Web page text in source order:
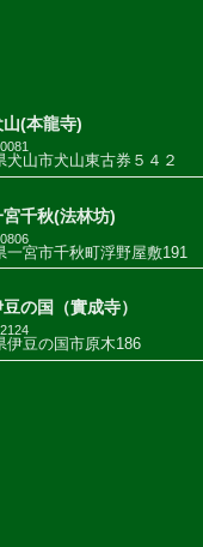
山(本龍寺)
犬山市犬山東古券５４２
宮千秋(法林坊)
一宮市千秋町浮野屋敷191
の国（實成寺）
伊豆の国市原木186